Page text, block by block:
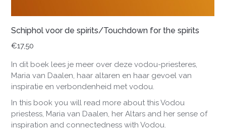
Schiphol voor de spirits/Touchdown for the spirits
€17,50
In dit boek lees je meer over deze vodou-priesteres,
Maria van Daalen, haar altaren en haar gevoel van
inspiratie en verbondenheid met vodou.
In this book you will read more about this Vodou
priestess, Maria van Daalen, her Altars and her sense of
inspiration and connectedness with Vodou.